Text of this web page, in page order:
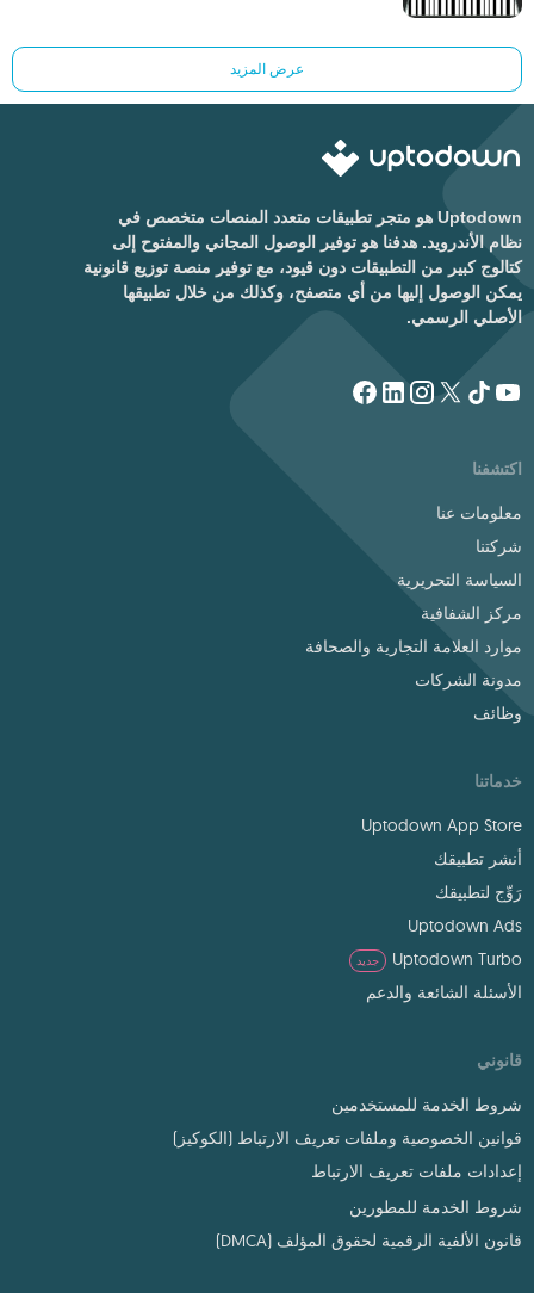
عرض المزيد
Uptodown هو متجر تطبيقات متعدد المنصات متخصص في
نظام الأندرويد. هدفنا هو توفير الوصول المجاني والمفتوح إلى
كتالوج كبير من التطبيقات دون قيود، مع توفير منصة توزيع قانونية
يمكن الوصول إليها من أي متصفح، وكذلك من خلال تطبيقها
الأصلي الرسمي.
اكتشفنا
معلومات عنا
شركتنا
السياسة التحريرية
مركز الشفافية
موارد العلامة التجارية والصحافة
مدونة الشركات
وظائف
خدماتنا
Uptodown App Store
أنشر تطبيقك
رَوِّج لتطبيقك
Uptodown Ads
Uptodown Turbo
جديد
الأسئلة الشائعة والدعم
قانوني
شروط الخدمة للمستخدمين
قوانين الخصوصية وملفات تعريف الارتباط (الكوكيز)
إعدادات ملفات تعريف الارتباط
شروط الخدمة للمطورين
قانون الألفية الرقمية لحقوق المؤلف (DMCA)